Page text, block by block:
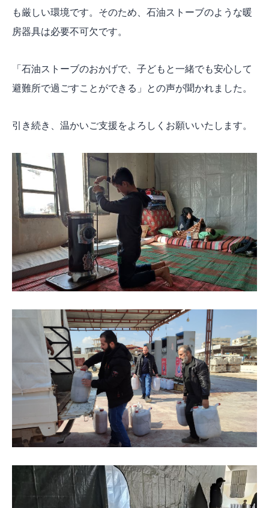
も厳しい環境です。そのため、石油ストーブのような暖
房器具は必要不可欠です。
「石油ストーブのおかげで、子どもと一緒でも安心して
避難所で過ごすことができる」との声が聞かれました。
引き続き、温かいご支援をよろしくお願いいたします。